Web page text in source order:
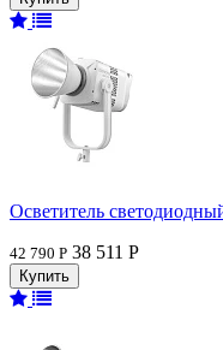
Осветитель
42 790 Р 38 511 Р